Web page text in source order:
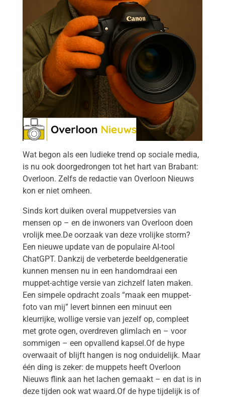
Wat begon als een ludieke trend op sociale media,
is nu ook doorgedrongen tot het hart van Brabant:
Overloon. Zelfs de redactie van Overloon Nieuws
kon er niet omheen.
Sinds kort duiken overal muppetversies van
mensen op – en de inwoners van Overloon doen
vrolijk mee.De oorzaak van deze vrolijke storm?
Een nieuwe update van de populaire AI-tool
ChatGPT. Dankzij de verbeterde beeldgeneratie
kunnen mensen nu in een handomdraai een
muppet-achtige versie van zichzelf laten maken.
Een simpele opdracht zoals “maak een muppet-
foto van mij” levert binnen een minuut een
kleurrijke, wollige versie van jezelf op, compleet
met grote ogen, overdreven glimlach en – voor
sommigen – een opvallend kapsel.Of de hype
overwaait of blijft hangen is nog onduidelijk. Maar
één ding is zeker: de muppets heeft Overloon
Nieuws flink aan het lachen gemaakt – en dat is in
deze tijden ook wat waard.Of de hype tijdelijk is of